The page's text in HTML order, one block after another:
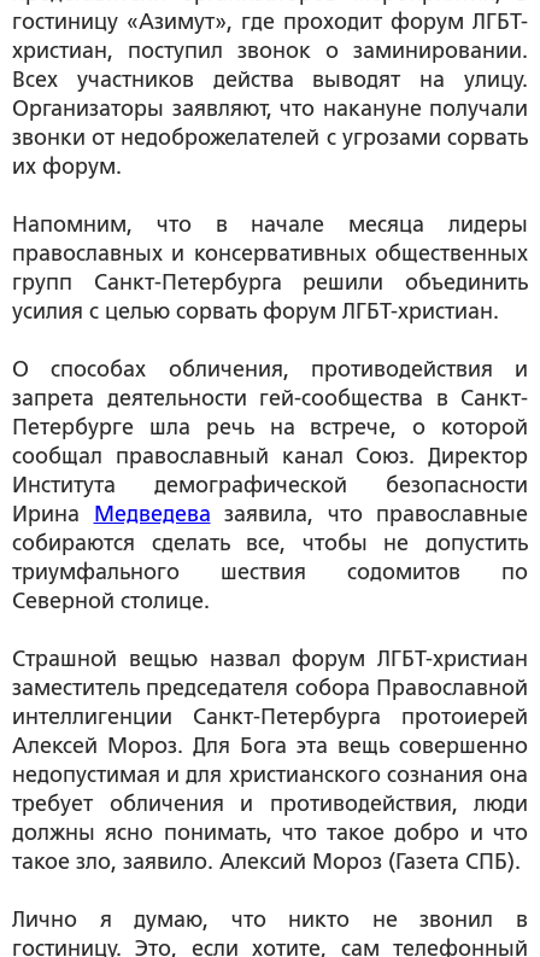
гостиницу «Азимут», где проходит форум ЛГБТ-
христиан, поступил звонок о заминировании.
Всех участников действа выводят на улицу.
Организаторы заявляют, что накануне получали
звонки от недоброжелателей с угрозами сорвать
их форум.
Напомним, что в начале месяца лидеры
православных и консервативных общественных
групп Санкт-Петербурга решили объединить
усилия с целью сорвать форум ЛГБТ-христиан.
О способах обличения, противодействия и
запрета деятельности гей-сообщества в Санкт-
Петербурге шла речь на встрече, о которой
сообщал православный канал Сoюз. Директор
Института демографической безопасности
Ирина
Медведева заявила, что православные
собираются сделать все, чтобы не допустить
триумфального шествия содомитов по
Северной столице.
Страшной вещью назвал форум ЛГБТ-христиан
заместитель председателя собора Православной
интеллигенции Санкт-Петербурга протоиерей
Алексей Мороз. Для Бога эта вещь совершенно
недопустимая и для христианского сознания она
требует обличения и противодействия, люди
должны ясно понимать, что такое добро и что
такое зло, заявило. Алексий Мороз (Газета СПБ).
Лично я думаю, что никто не звонил в
гостиницу. Это, если хотите, сам телефонный